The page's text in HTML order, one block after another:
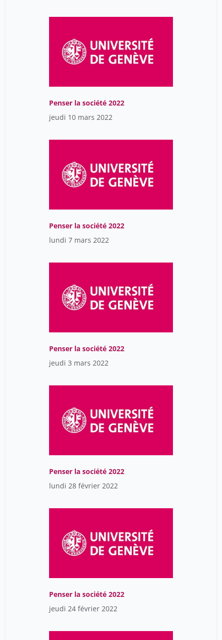
Penser la société 2022
jeudi 10 mars 2022
Penser la société 2022
lundi 7 mars 2022
Penser la société 2022
jeudi 3 mars 2022
Penser la société 2022
lundi 28 février 2022
Penser la société 2022
jeudi 24 février 2022